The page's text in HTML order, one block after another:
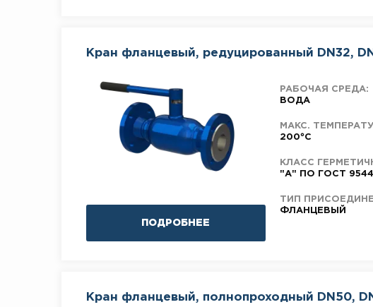
Кран фланцевый, редуцированный DN32,
ПОДРОБНЕЕ
РАБОЧАЯ СРЕДА:
ВОДА
МАКС.
200°C
КЛАСС
"А" ПО ГОСТ
ТИП
ФЛАНЦЕВЫЙ
Кран фланцевый, полнопроходный DN50,